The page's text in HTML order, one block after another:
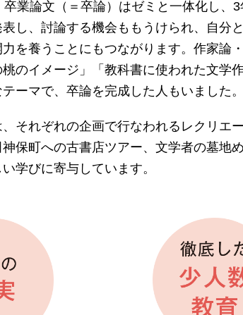
業論文（＝卒論）はゼミと一体化し、
し、討論する機会ももうけられ、自分
を養うことにもつながります。作家論
のイメージ」「教科書に使われた文
ーマで、卒論を完成した人もいました。
それぞれの企画で行なわれるレクリエ
保町への古書店ツアー、文学者の墓地
学びに寄与しています。